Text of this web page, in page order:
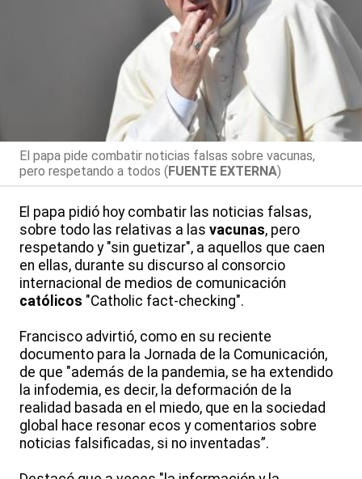
El papa pide combatir noticias falsas sobre vacunas,
pero respetando a todos (FUENTE EXTERNA)
El papa pidió hoy combatir las noticias falsas,
sobre todo las relativas a las vacunas, pero
respetando y "sin guetizar", a aquellos que caen
en ellas, durante su discurso al consorcio
internacional de medios de comunicación
católicos "Catholic fact-checking".
Francisco advirtió, como en su reciente
documento para la Jornada de la Comunicación,
de que "además de la pandemia, se ha extendido
la infodemia, es decir, la deformación de la
realidad basada en el miedo, que en la sociedad
global hace resonar ecos y comentarios sobre
noticias falsificadas, si no inventadas”.